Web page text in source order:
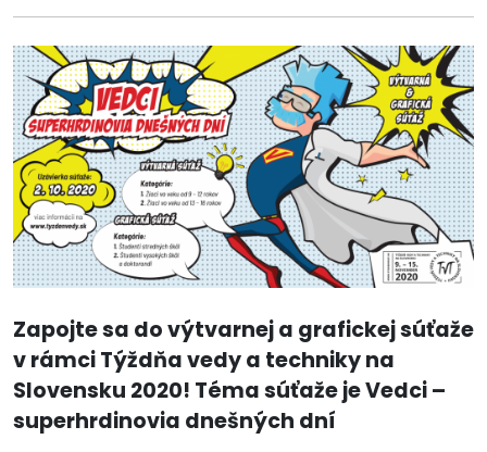
Zapojte sa do výtvarnej a grafickej súťaže
v rámci Týždňa vedy a techniky na
Slovensku 2020! Téma súťaže je Vedci –
superhrdinovia dnešných dní